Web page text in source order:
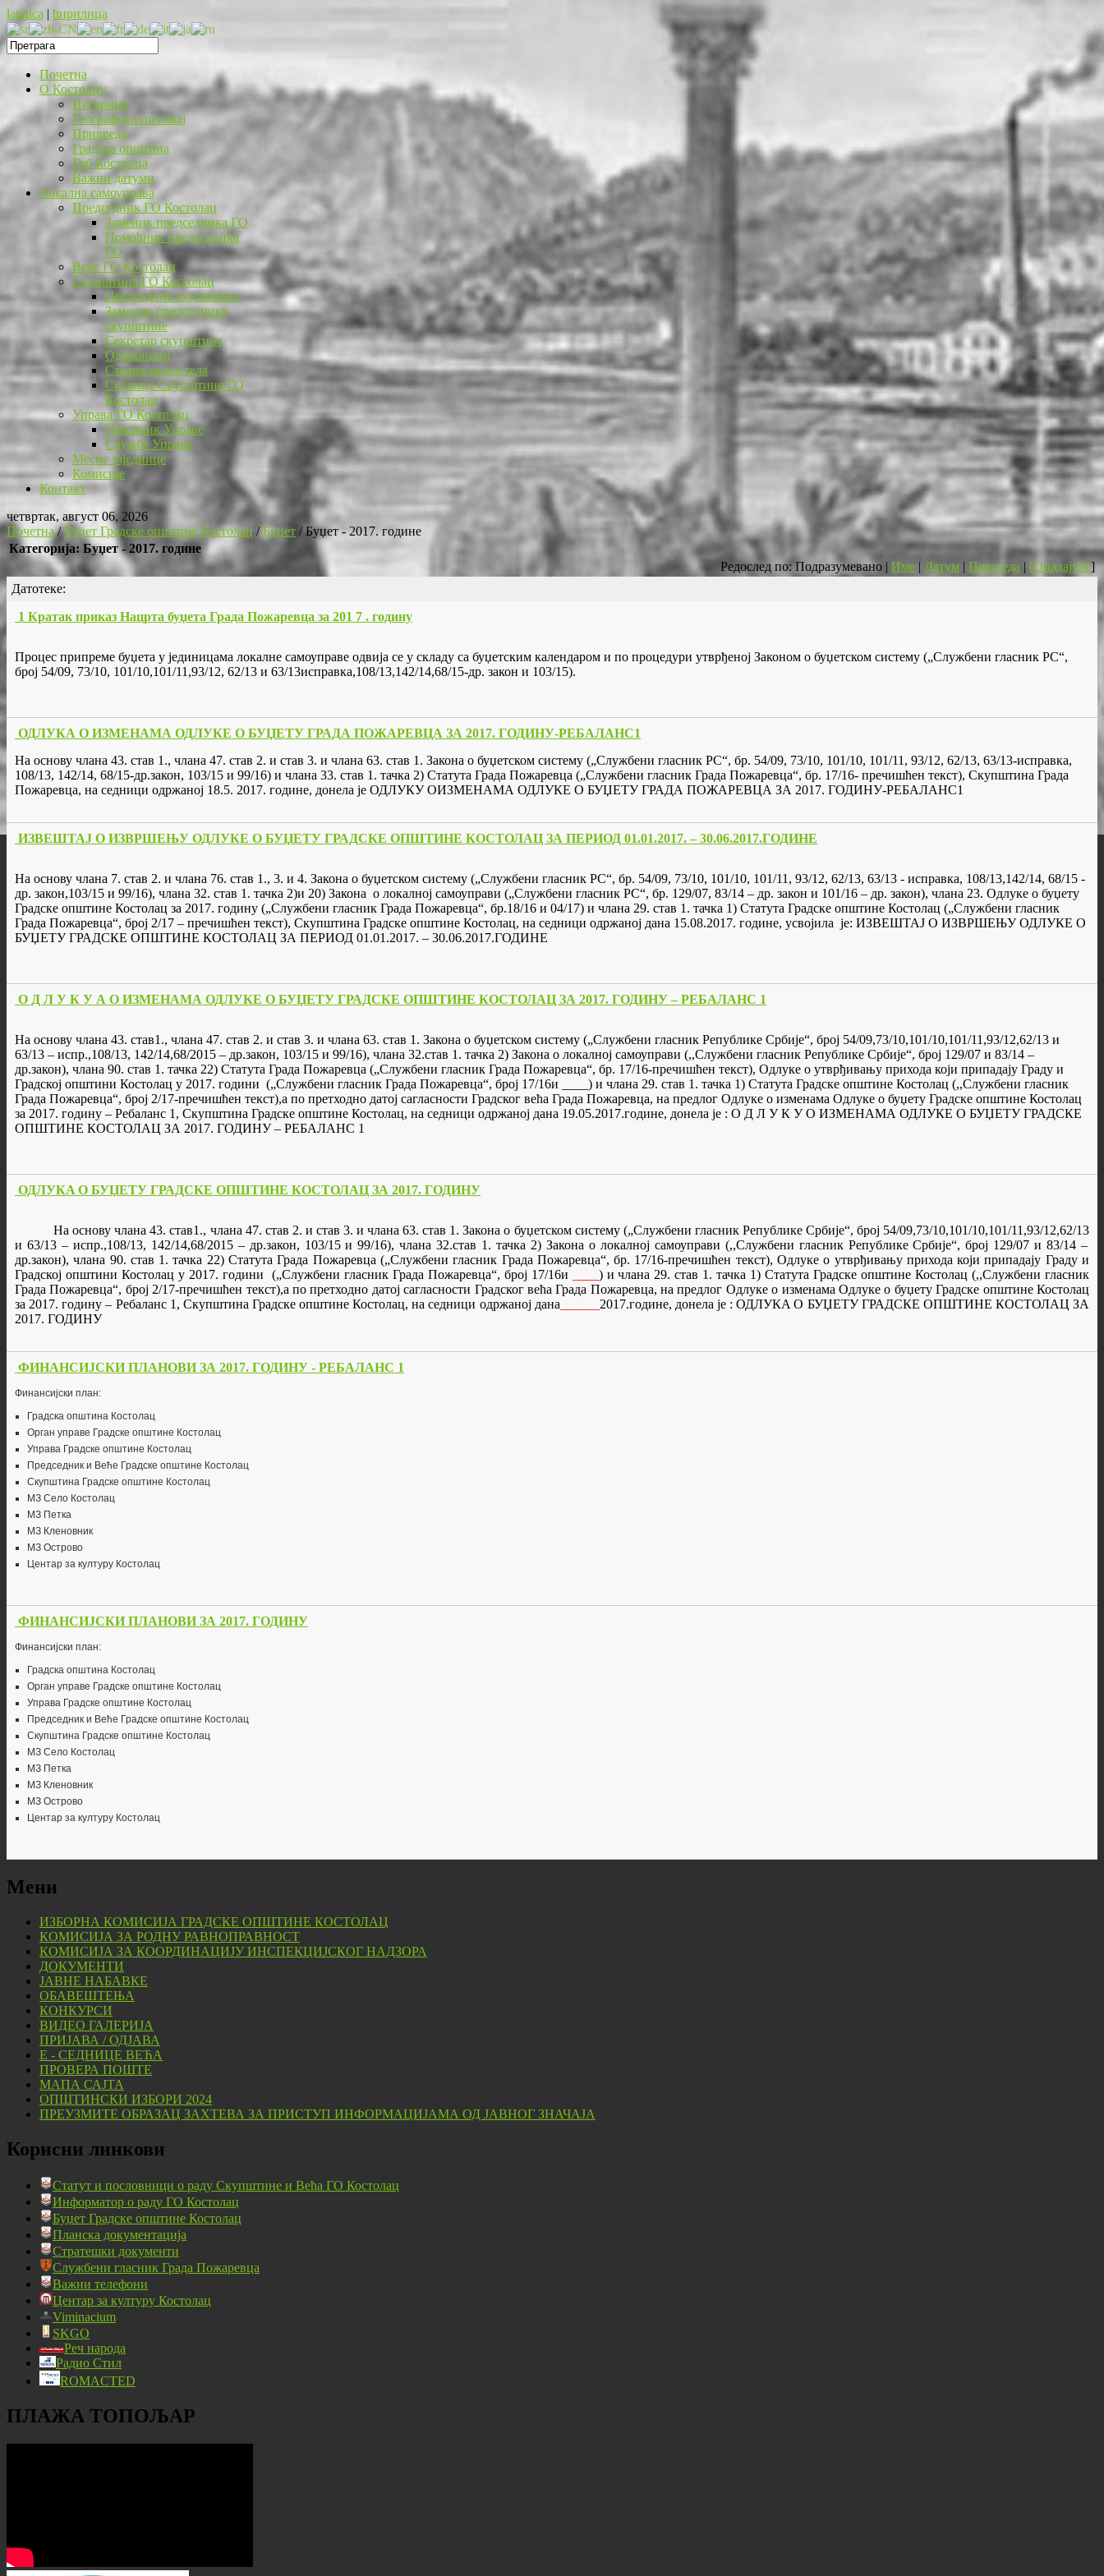
latinica | ћирилица
Почетна
O Костолцу
Историјат
Географски положај
Привреда
Градска општина
Грб Костолца
Важни датуми
Локална самоуправа
Председник ГО Костолац
Заменик председника ГО
Помоћник председника
ГО
Веће ГО Костолац
Скупштина ГО Костолац
Председник скупштине
Заменик председника
скупштине
Секретар скупштине
Одборници
Стална радна тела
Седнице Скупштине ГО
Костолац
Управа ГО Костолац
Начелник Управе
Службе Управе
Месне заједнице
Комисије
Контакт
четвртак, август 06, 2026
Почетна/Буџет Градске општине Костолац /Буџет /Буџет - 2017. године
Категорија: Буџет - 2017. године
Редослед по: Подразумевано | Име | Датум | Прегледа | [Опадајуће]
Датотеке:
1 Кратак приказ Нацрта буџета Града Пожаревца за 201 7 . годину
Процес припреме буџета у јединицама локалне самоуправе одвија се у складу са буџетским календаром и по процедури утврђеној Законом о буџетском систему („Службени гласник РС“,
број 54/09, 73/10, 101/10,101/11,93/12, 62/13 и 63/13исправка,108/13,142/14,68/15-др. закон и 103/15).
ОДЛУКА О ИЗМЕНАМА ОДЛУКЕ О БУЏЕТУ ГРАДА ПОЖАРЕВЦА ЗА 2017. ГОДИНУ-РЕБАЛАНС1
На основу члана 43. став 1., члана 47. став 2. и став 3. и члана 63. став 1. Закона о буџетском систему („Службени гласник РС“, бр. 54/09, 73/10, 101/10, 101/11, 93/12, 62/13, 63/13-исправка,
108/13, 142/14, 68/15-др.закон, 103/15 и 99/16) и члана 33. став 1. тачка 2) Статута Града Пожаревца („Службени гласник Града Пожаревца“, бр. 17/16- пречишћен текст), Скупштина Града
Пожаревца, на седници одржаној 18.5. 2017. године, донела је ОДЛУКУ ОИЗМЕНАМА ОДЛУКЕ О БУЏЕТУ ГРАДА ПОЖАРЕВЦА ЗА 2017. ГОДИНУ-РЕБАЛАНС1
ИЗВЕШТАЈ О ИЗВРШЕЊУ ОДЛУКЕ О БУЏЕТУ ГРАДСКЕ ОПШТИНЕ КОСТОЛАЦ ЗА ПЕРИОД 01.01.2017. – 30.06.2017.ГОДИНЕ
На основу члана 7. став 2. и члана 76. став 1., 3. и 4. Закона о буџетском систему („Службени гласник РС“, бр. 54/09, 73/10, 101/10, 101/11, 93/12, 62/13, 63/13 - исправка, 108/13,142/14, 68/15 -
др. закон,103/15 и 99/16), члана 32. став 1. тачка 2)и 20) Закона о локалној самоуправи („Службени гласник РС“, бр. 129/07, 83/14 – др. закон и 101/16 – др. закон), члана 23. Одлуке о буџету
Градске општине Костолац за 2017. годину („Службени гласник Града Пожаревца“, бр.18/16 и 04/17) и члана 29. став 1. тачка 1) Статута Градске општине Костолац („Службени гласник
Града Пожаревца“, број 2/17 – пречишћен текст), Скупштина Градске општине Костолац, на седници одржаној дана 15.08.2017. године, усвојила је: ИЗВЕШТАЈ О ИЗВРШЕЊУ ОДЛУКЕ О
БУЏЕТУ ГРАДСКЕ ОПШТИНЕ КОСТОЛАЦ ЗА ПЕРИОД 01.01.2017. – 30.06.2017.ГОДИНЕ
О Д Л У К У А О ИЗМЕНАМА ОДЛУКЕ О БУЏЕТУ ГРАДСКЕ ОПШТИНЕ КОСТОЛАЦ ЗА 2017. ГОДИНУ – РЕБАЛАНС 1
На основу члана 43. став1., члана 47. став 2. и став 3. и члана 63. став 1. Закона о буџетском систему („Службени гласник Републике Србије“, број 54/09,73/10,101/10,101/11,93/12,62/13 и
63/13 – испр.,108/13, 142/14,68/2015 – др.закон, 103/15 и 99/16), члана 32.став 1. тачка 2) Закона о локалној самоуправи (,,Службени гласник Републике Србије“, број 129/07 и 83/14 –
др.закон), члана 90. став 1. тачка 22) Статута Града Пожаревца („Службени гласник Града Пожаревца“, бр. 17/16-пречишћен текст), Одлуке о утврђивању прихода који припадају Граду и
Градској општини Костолац у 2017. години („Службени гласник Града Пожаревца“, број 17/16и ____) и члана 29. став 1. тачка 1) Статута Градске општине Костолац (,,Службени гласник
Града Пожаревца“, број 2/17-пречишћен текст),а по претходно датој сагласности Градског већа Града Пожаревца, на предлог Одлуке о изменама Одлуке о буџету Градске општине Костолац
за 2017. годину – Ребаланс 1, Скупштина Градске општине Костолац, на седници одржаној дана 19.05.2017.године, донела је : О Д Л У К У О ИЗМЕНАМА ОДЛУКЕ О БУЏЕТУ ГРАДСКЕ
ОПШТИНЕ КОСТОЛАЦ ЗА 2017. ГОДИНУ – РЕБАЛАНС 1
ОДЛУКA О БУЏЕТУ ГРАДСКЕ ОПШТИНЕ КОСТОЛАЦ ЗА 2017. ГОДИНУ
На основу члана 43. став1., члана 47. став 2. и став 3. и члана 63. став 1. Закона о буџетском систему („Службени гласник Републике Србије“, број 54/09,73/10,101/10,101/11 ,93/12,62/13
и 63/13 – испр.,108/13, 142/14,68/2015 – др.закон, 103/15 и 99/16), члана 32.став 1 . тачка 2) Закона о локалној самоуправи (,,Службени гласник Републике Србије“, број 129/07 и 83/14 –
др.закон), члана 90. став 1. тачка 22) Статута Града Пожаревца („Службени гласник Града Пожаревца“, бр. 17/16-пречишћен текст), Одлуке о утврђивању прихода који припадају Граду и
Градској општини Костолац у 201 7. години („Службени гласник Града Пожаревца“, број 1 7/16и ) и члана 29. став 1. тачка 1) Статута Градске општине Костолац (,,Службени гласник
Града Пожаревца“, број 2/17-пречишћен текст),а по претходно датој сагласности Градског већа Града Пожаревца, на предлог Одлуке о изменама Одлуке о буџету Градске општине Костолац
за 201 7. годину – Ребаланс 1, Скупштина Градске општине Костолац, на седници одржаној дана 201 7.године, донела је :ОДЛУКA О БУЏЕТУ ГРАДСКЕ ОПШТИНЕ КОСТОЛАЦ ЗА
2017. ГОДИНУ
ФИНАНСИЈСКИ ПЛАНОВИ ЗА 2017. ГОДИНУ - РЕБАЛАНС 1
Финансијски план:
Градска општина Костолац
Орган управе Градске општине Костолац
Управа Градске општине Костолац
Председник и Веће Градске општине Костолац
Скупштина Градске општине Костолац
МЗ Село Костолац
МЗ Петка
МЗ Кленовник
МЗ Острово
Центар за културу Костолац
ФИНАНСИЈСКИ ПЛАНОВИ ЗА 2017. ГОДИНУ
Финансијски план:
Градска општина Костолац
Орган управе Градске општине Костолац
Управа Градске општине Костолац
Председник и Веће Градске општине Костолац
Скупштина Градске општине Костолац
МЗ Село Костолац
МЗ Петка
МЗ Кленовник
МЗ Острово
Центар за културу Костолац
Мени
ИЗБОРНА КОМИСИЈА ГРАДСКЕ ОПШТИНЕ КОСТОЛАЦ
КОМИСИЈА ЗА РОДНУ РАВНОПРАВНОСТ
КОМИСИЈА ЗА КООРДИНАЦИЈУ ИНСПЕКЦИЈСКОГ НАДЗОРА
ДОКУМЕНТИ
ЈАВНЕ НАБАВКЕ
ОБАВЕШТЕЊА
КОНКУРСИ
ВИДЕО ГАЛЕРИЈА
ПРИЈАВА / ОДЈАВА
Е - СЕДНИЦЕ ВЕЋА
ПРОВЕРА ПОШТЕ
МАПА САЈТА
ОПШТИНСКИ ИЗБОРИ 2024
ПРЕУЗМИТЕ ОБРАЗАЦ ЗАХТЕВА ЗА ПРИСТУП ИНФОРМАЦИЈАМА ОД ЈАВНОГ ЗНАЧАЈА
Корисни линкови
Статут и пословници о раду Скупштине и Већа ГО Костолац
Информатор о раду ГО Костолац
Буџет Градске општине Костолац
Планска документација
Стратешки документи
Службени гласник Града Пожаревца
Важни телефони
Центар за културу Костолац
Viminacium
SKGO
Реч народа
Радио Стил
ROMACTED
ПЛАЖА ТОПОЉАР